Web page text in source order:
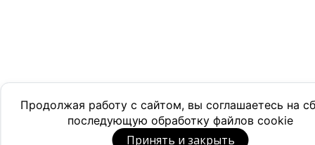
Продолжая работу с сайтом, вы соглашаетесь на
последующую обработку файлов cookie
Принять и закрыть